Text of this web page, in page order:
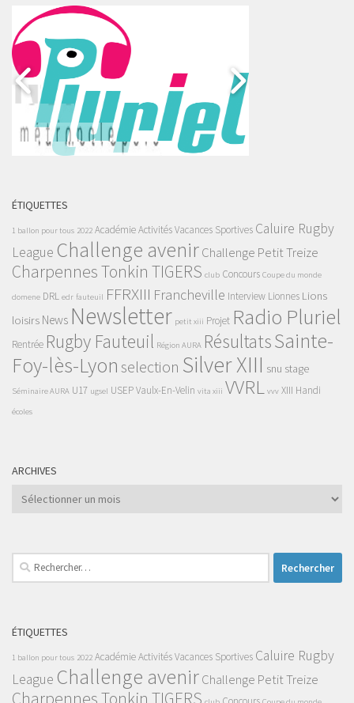
ÉTIQUETTES
1 ballon pour tous 2022 AcadémieActivités Vacances Sportives Caluire Rugby
League Challenge avenirChallenge Petit Treize
Charpennes Tonkin TIGERS club Concours Coupe du monde
domene DRL edr fauteuil FFRXIII Francheville Interview Lionnes Lions
loisirs News Newsletter petit xiii Projet Radio Pluriel
Rentrée Rugby Fauteuil Région AURA RésultatsSainte-
Foy-lès-Lyon selection Silver XIII snu stage
Séminaire AURA U17 ugsel USEPVaulx-En-Velin vita xiii VVRL vvv XIII Handi
écoles
ARCHIVES
Archives
Rechercher :
ÉTIQUETTES
1 ballon pour tous 2022 AcadémieActivités Vacances Sportives Caluire Rugby
League Challenge avenirChallenge Petit Treize